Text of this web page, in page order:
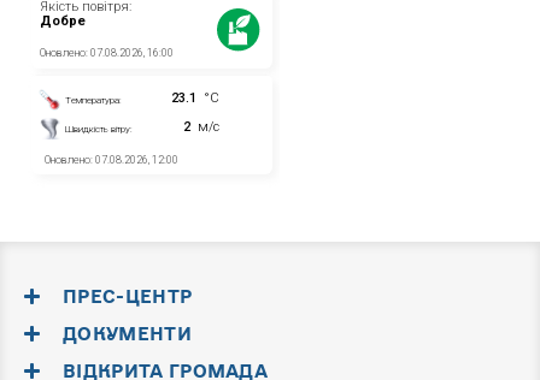
ПРЕС-ЦЕНТР
ДОКУМЕНТИ
ВІДКРИТА ГРОМАДА